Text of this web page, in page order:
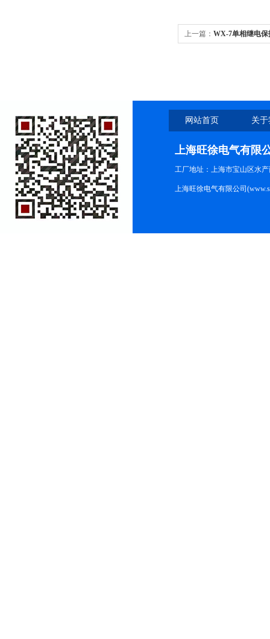
上一篇： WX-7单相继电保
网站首页 关
上海旺徐电气有限
工厂地址：上海市宝山区水产
上海旺徐电气有限公司